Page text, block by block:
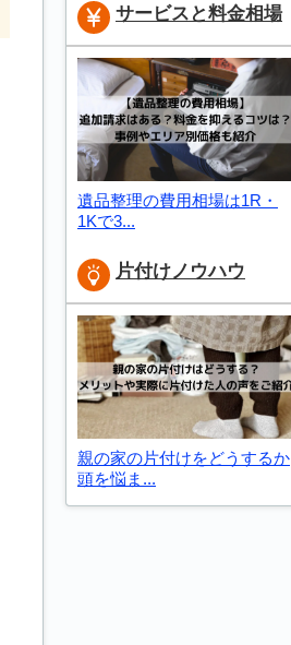
サービスと料金相場
遺品整理の費用相場は1R・
1Kで3...
片付けノウハウ
親の家の片付けをどうするか
頭を悩ま...